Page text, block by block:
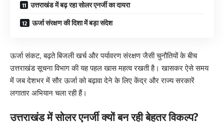
उत्तराखंड में बढ़ रहा सोलर एनर्जी का दायरा
ऊर्जा संरक्षण की दिशा में बड़ा संदेश
ऊर्जा संकट, बढ़ते बिजली खर्च और पर्यावरण संरक्षण जैसी चुनौतियों के बीच
उत्तराखंड सूचना विभाग की यह पहल खास महत्व रखती है। खासकर ऐसे समय
में जब देशभर में सौर ऊर्जा को बढ़ावा देने के लिए केंद्र और राज्य सरकारें
लगातार अभियान चला रही हैं।
उत्तराखंड में सोलर एनर्जी क्यों बन रही बेहतर विकल्प?